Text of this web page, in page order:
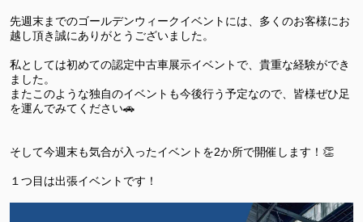
先週末までのゴールデンウィークイベントには、多くのお客様にお
越し頂き誠にありがとうございました。
私としては初めての認定中古車展示イベントで、貴重な経験ができ
ました。
またこのような独自のイベントも今後行う予定なので、皆様ぜひ足
を運んでみてください🚗
そして今週末も気合が入ったイベントを2か所で開催します！👏
１つ目は出張イベントです！